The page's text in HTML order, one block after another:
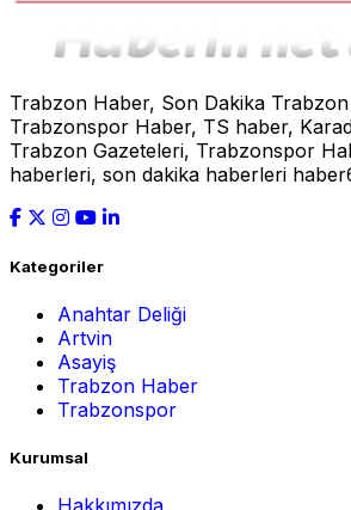
Trabzon Haber, Son Dakika
Trabzonspor Haber, TS haber,
Trabzon Gazeteleri, Trabzonspor
haberleri, son dakika haberleri
Kategoriler
Anahtar Deliği
Artvin
Asayiş
Trabzon Haber
Trabzonspor
Kurumsal